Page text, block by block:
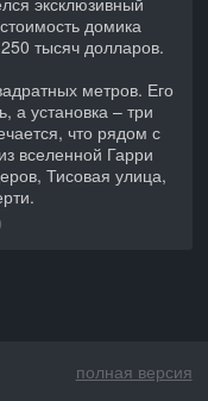
домика
тысяч долларов.
метров. Его
а установка – три
что рядом с
вселенной Гарри
Тисовая улица,
полная версия